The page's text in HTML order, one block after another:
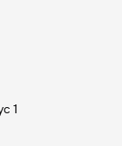
«Мир»-
1